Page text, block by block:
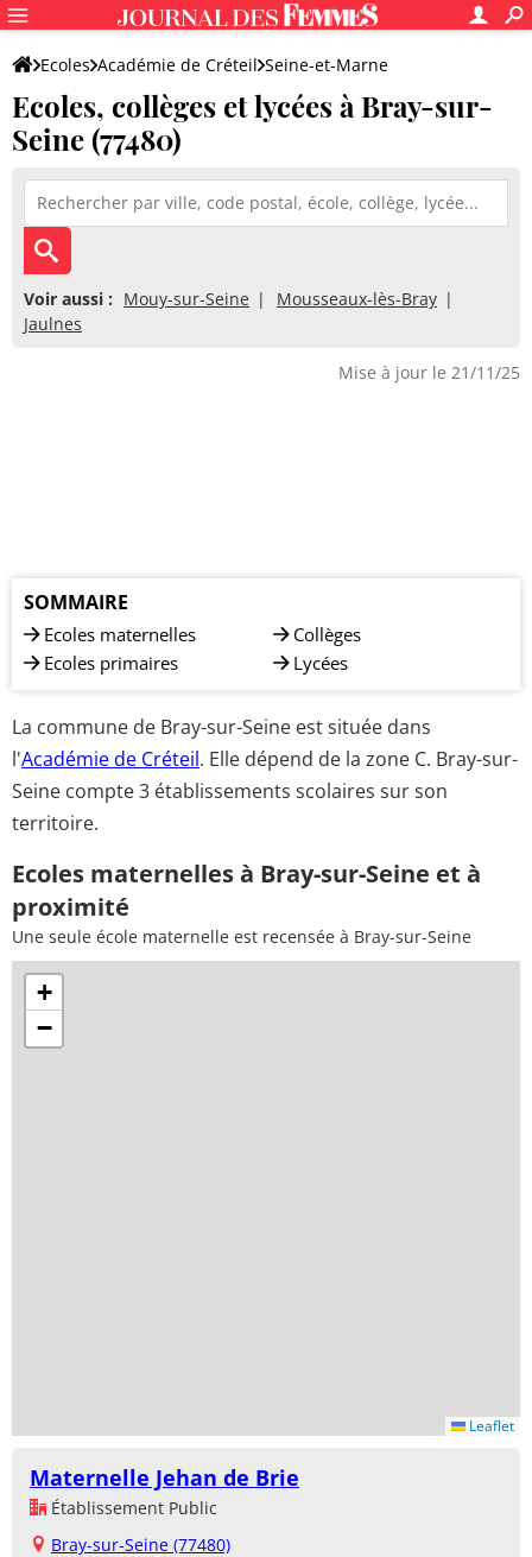
Ecoles Académie de Créteil Seine-et-Marne
Ecoles, collèges et lycées à Bray-sur-
Seine (77480)
Voir aussi : Mouy-sur-Seine
Mousseaux-lès-Bray
Jaulnes
Mise à jour le 21/11/25
SOMMAIRE
Ecoles maternelles
Ecoles primaires
Collèges
Lycées
La commune de Bray-sur-Seine est située dans
l'Académie de Créteil. Elle dépend de la zone C. Bray-sur-
Seine compte 3 établissements scolaires sur son
territoire.
Ecoles maternelles à Bray-sur-Seine et à
proximité
Une seule école maternelle est recensée à Bray-sur-Seine
+
−
Leaflet
Maternelle Jehan de Brie
Établissement Public
Bray-sur-Seine (77480)